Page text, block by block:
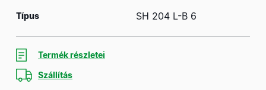
Típus SH 204 L-B 6
Termék részletei
Szállítás